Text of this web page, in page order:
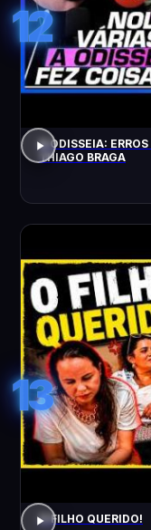
12
A ODISSEIA:
THIAGO BRAGA
13
O FILHO QUERIDO!